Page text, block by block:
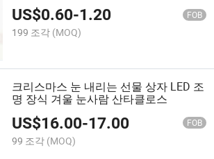
US$0.60-1.20 FOB
199 조각 (MOQ)
크리스마스 눈 내리는 선물 상자 LED 조
명 장식 겨울 눈사람 산타클로스
US$16.00-17.00 FOB
99 조각 (MOQ)